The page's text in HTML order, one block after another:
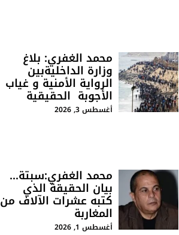
محمد الغفري: بلاغ
وزارة الداخليةبين
الرواية الأمنية و غياب
الأجوبة الحقيقية
أغسطس 3, 2026
محمد الغفري:سبتة…
بيان الحقيقة الذي
كتبه عشرات الآلاف من
المغاربة
أغسطس 1, 2026